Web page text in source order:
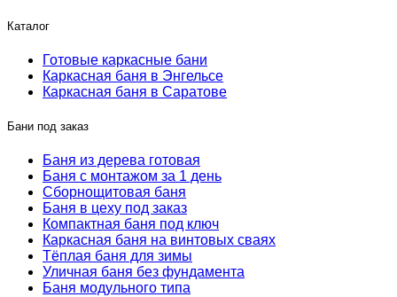
Каталог
Готовые каркасные бани
Каркасная баня в Энгельсе
Каркасная баня в Саратове
Бани под заказ
Баня из дерева готовая
Баня с монтажом за 1 день
Сборнощитовая баня
Баня в цеху под заказ
Компактная баня под ключ
Каркасная баня на винтовых сваях
Тёплая баня для зимы
Уличная баня без фундамента
Баня модульного типа